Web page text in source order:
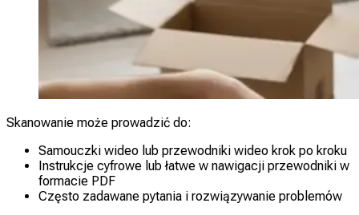
Skanowanie może prowadzić do:
Samouczki wideo lub przewodniki wideo krok po kroku
Instrukcje cyfrowe lub łatwe w nawigacji przewodniki w
formacie PDF
Często zadawane pytania i rozwiązywanie problemów